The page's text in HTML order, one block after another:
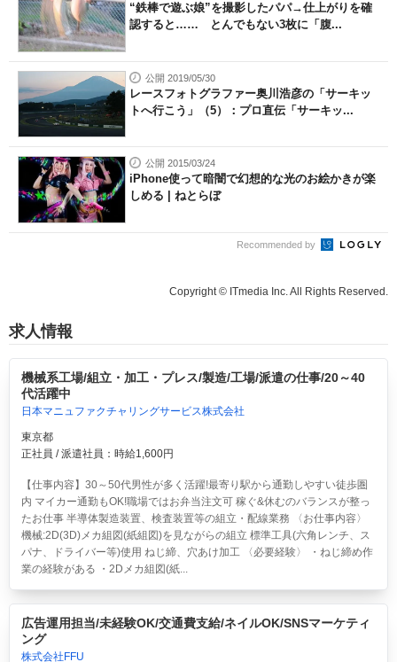
“鉄棒で遊ぶ娘”を撮影したパパ→仕上がりを確
認すると…… とんでもない3枚に「腹...
公開 2019/05/30
レースフォトグラファー奥川浩彦の「サーキッ
トへ行こう」（5）：プロ直伝「サーキッ...
公開 2015/03/24
iPhone使って暗闇で幻想的な光のお絵かきが楽
しめる | ねとらぼ
Recommended by
Copyright © ITmedia Inc. All Rights Reserved.
求人情報
機械系工場/組立・加工・プレス/製造/工場/派遣の仕事/20～40
代活躍中
日本マニュファクチャリングサービス株式会社
東京都
正社員 / 派遣社員：時給1,600円
【仕事内容】30～50代男性が多く活躍!最寄り駅から通勤しやすい徒歩圏
内 マイカー通勤もOK!職場ではお弁当注文可 稼ぐ&休むのバランスが整っ
たお仕事 半導体製造装置、検査装置等の組立・配線業務 〈お仕事内容〉
機械:2D(3D)メカ組図(紙組図)を見ながらの組立 標準工具(六角レンチ、ス
パナ、ドライバー等)使用 ねじ締、穴あけ加工 〈必要経験〉 ・ねじ締め作
業の経験がある ・2Dメカ組図(紙...
広告運用担当/未経験OK/交通費支給/ネイルOK/SNSマーケティ
ング
株式会社FFU